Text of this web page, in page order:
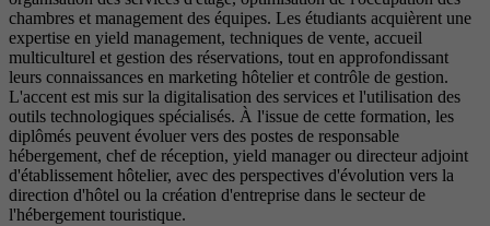
chambres et management des équipes. Les étudiants acquièrent une
expertise en yield management, techniques de vente, accueil
multiculturel et gestion des réservations, tout en approfondissant
leurs connaissances en marketing hôtelier et contrôle de gestion.
L'accent est mis sur la digitalisation des services et l'utilisation des
outils technologiques spécialisés. À l'issue de cette formation, les
diplômés peuvent évoluer vers des postes de responsable
hébergement, chef de réception, yield manager ou directeur adjoint
d'établissement hôtelier, avec des perspectives d'évolution vers la
direction d'hôtel ou la création d'entreprise dans le secteur de
l'hébergement touristique.